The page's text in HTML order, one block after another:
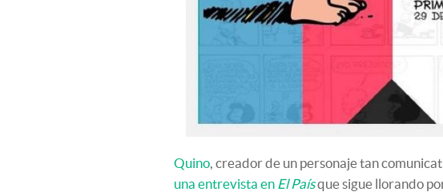
Quino, creador de un personaje tan
una entrevista en El Paísque sigue llorando